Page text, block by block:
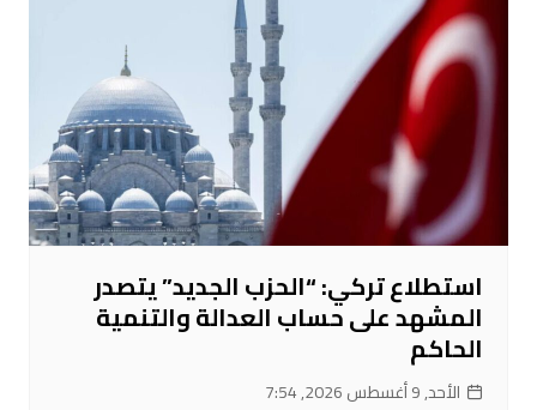
استطلاع تركي: “الحزب الجديد” يتصدر
المشهد على حساب العدالة والتنمية
الحاكم
الأحد, 9 أغسطس 2026, 7:54